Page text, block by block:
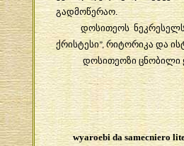
გადმოწერაო.
დოსითეოს
ქრისტესი”, რიტორიკა და
დოსითეოზი ცნობილი
wyaroebi da samecniero